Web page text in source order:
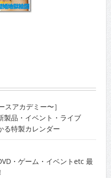
スアカデミー〜］
製品・イベント・ライブ
特製カレンダー
・ゲーム・イベントetc 最